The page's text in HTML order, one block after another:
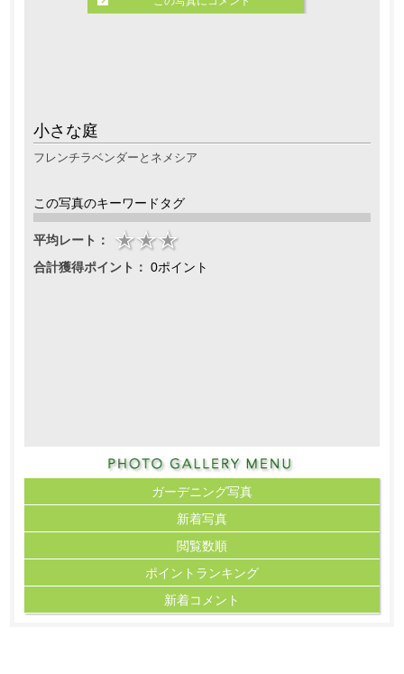
小さな庭
フレンチラベンダーとネメシア
この写真のキーワードタグ
平均レート：
合計獲得ポイント： 0ポイント
ガーデニング写真
新着写真
閲覧数順
ポイント ランキング
新着コメント